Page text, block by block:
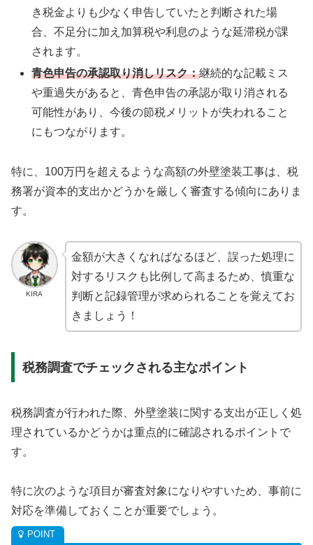
き税金よりも少なく申告していたと判断された場
合、不足分に加え加算税や利息のような延滞税が課
されます。
青色申告の承認取り消しリスク：継続的な記載ミス
や重過失があると、青色申告の承認が取り消される
可能性があり、今後の節税メリットが失われること
にもつながります。
特に、100万円を超えるような高額の外壁塗装工事は、税
務署が資本的支出かどうかを厳しく審査する傾向にありま
す。
KIRA
金額が大きくなればなるほど、誤った処理に
対するリスクも比例して高まるため、慎重な
判断と記録管理が求められることを覚えてお
きましょう！
税務調査でチェックされる主なポイント
税務調査が行われた際、外壁塗装に関する支出が正しく処
理されているかどうかは重点的に確認されるポイントで
す。
特に次のような項目が審査対象になりやすいため、事前に
対応を準備しておくことが重要でしょう。